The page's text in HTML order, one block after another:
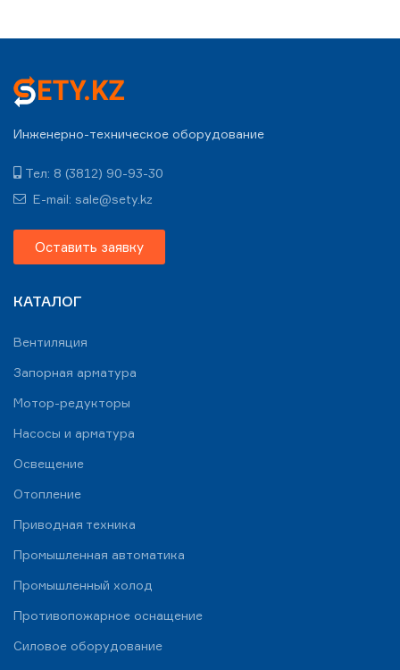
Инженерно-техническое оборудование
Тел: 8 (3812) 90-93-30
E-mail: sale@sety.kz
Оставить заявку
КАТАЛОГ
Вентиляция
Запорная арматура
Мотор-редукторы
Насосы и арматура
Освещение
Отопление
Приводная техника
Промышленная автоматика
Промышленный холод
Противопожарное оснащение
Силовое оборудование